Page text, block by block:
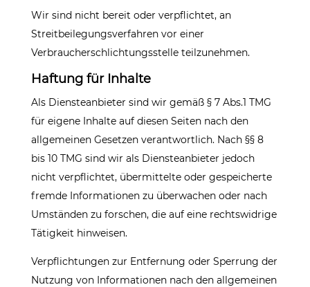
Wir sind nicht bereit oder verpflichtet, an
Streitbeilegungsverfahren vor einer
Verbraucherschlichtungsstelle teilzunehmen.
Haftung für Inhalte
Als Diensteanbieter sind wir gemäß § 7 Abs.1 TMG
für eigene Inhalte auf diesen Seiten nach den
allgemeinen Gesetzen verantwortlich. Nach §§ 8
bis 10 TMG sind wir als Diensteanbieter jedoch
nicht verpflichtet, übermittelte oder gespeicherte
fremde Informationen zu überwachen oder nach
Umständen zu forschen, die auf eine rechtswidrige
Tätigkeit hinweisen.
Verpflichtungen zur Entfernung oder Sperrung der
Nutzung von Informationen nach den allgemeinen